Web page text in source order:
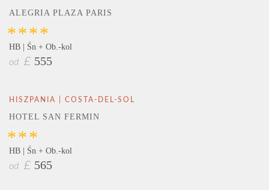
ALEGRIA PLAZA PARIS
****
HB | Śn + Ob.-kol
od £ 555
HISZPANIA | COSTA-DEL-SOL
HOTEL SAN FERMIN
***
HB | Śn + Ob.-kol
od £ 565